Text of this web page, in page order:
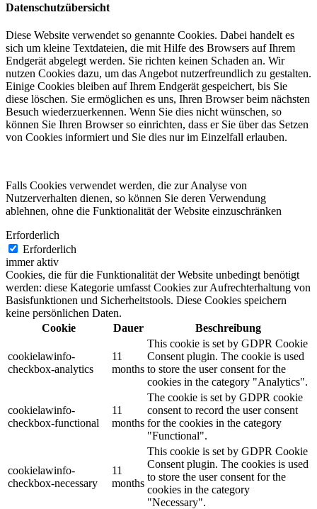
Datenschutzübersicht
Diese Website verwendet so genannte Cookies. Dabei handelt es
sich um kleine Textdateien, die mit Hilfe des Browsers auf Ihrem
Endgerät abgelegt werden. Sie richten keinen Schaden an. Wir
nutzen Cookies dazu, um das Angebot nutzerfreundlich zu gestalten.
Einige Cookies bleiben auf Ihrem Endgerät gespeichert, bis Sie
diese löschen. Sie ermöglichen es uns, Ihren Browser beim nächsten
Besuch wiederzuerkennen. Wenn Sie dies nicht wünschen, so
können Sie Ihren Browser so einrichten, dass er Sie über das Setzen
von Cookies informiert und Sie dies nur im Einzelfall erlauben.
Falls Cookies verwendet werden, die zur Analyse von
Nutzerverhalten dienen, so können Sie deren Verwendung
ablehnen, ohne die Funktionalität der Website einzuschränken
Erforderlich
Erforderlich
immer aktiv
Cookies, die für die Funktionalität der Website unbedingt benötigt
werden: diese Kategorie umfasst Cookies zur Aufrechterhaltung von
Basisfunktionen und Sicherheitstools. Diese Cookies speichern
keine persönlichen Daten.
Cookie
Dauer Beschreibung
cookielawinfo-
checkbox-analytics
11
months
This cookie is set by GDPR Cookie
Consent plugin. The cookie is used
to store the user consent for the
cookies in the category "Analytics".
cookielawinfo-
checkbox-functional
11
months
The cookie is set by GDPR cookie
consent to record the user consent
for the cookies in the category
"Functional".
cookielawinfo-
checkbox-necessary
11
months
This cookie is set by GDPR Cookie
Consent plugin. The cookies is used
to store the user consent for the
cookies in the category
"Necessary".